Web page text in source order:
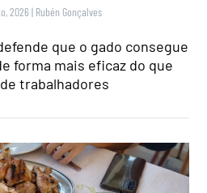
2026 | Rubén Gonçalves
que o gado consegue
forma mais eficaz do que
trabalhadores